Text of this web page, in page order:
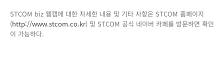
STCOM biz 웹캠에 대한 자세한 내용 및 기타 사항은 STCOM 홈페이지
(http://www.stcom.co.kr) 및 STCOM 공식 네이버 카페를 방문하면 확인
이 가능하다.